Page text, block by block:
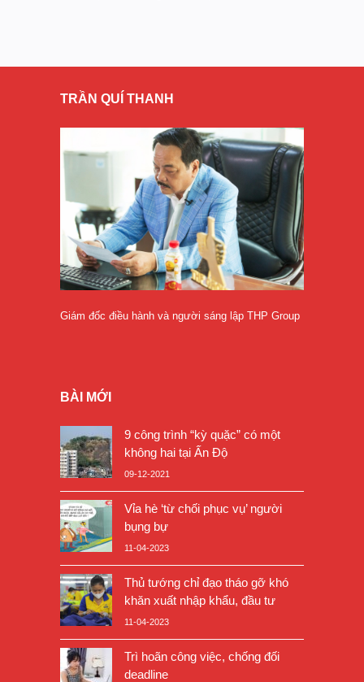
TRẦN QUÍ THANH
Giám đốc điều hành và người sáng lập THP Group
BÀI MỚI
9 công trình “kỳ quặc” có một
không hai tại Ấn Độ
09-12-2021
Vỉa hè ‘từ chối phục vụ’ người
bụng bự
11-04-2023
Thủ tướng chỉ đạo tháo gỡ khó
khăn xuất nhập khẩu, đầu tư
11-04-2023
Trì hoãn công việc, chống đối
deadline